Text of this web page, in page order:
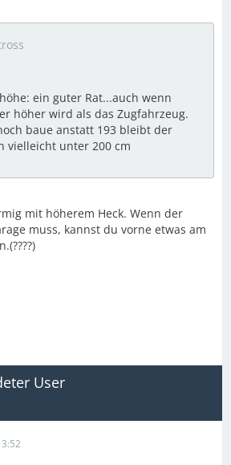
ein guter Rat...auch wenn
höher wird als das Zugfahrzeug.
baue anstatt 193 bleibt der
vielleicht unter 200 cm
mit höherem Heck. Wenn der
muss, kannst du vorne etwas am
User